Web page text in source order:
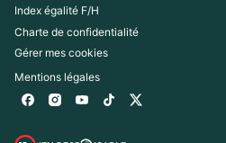
Index égalité F/H
Charte de confidentialité
Gérer mes cookies
Mentions légales